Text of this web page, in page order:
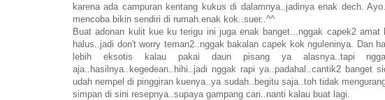
karena ada campuran kentang kukus di dalamnya..jadinya enak dech.
mencoba bikin sendiri di rumah.enak kok..suer..^^
Buat adonan kulit kue ku terigu ini juga enak banget...nggak capek2
halus..jadi don't worry teman2..nggak bakalan capek kok nguleninya. Dan
lebih eksotis kalau pakai daun pisang ya alasnya..tapi
aja..hasilnya..kegedean..hihi..jadi nggak rapi ya..padahal..cantik2
udah nempel di pinggiran kuenya..ya sudah..begitu saja..toh tidak
simpan di sini resepnya..supaya gampang cari..nanti kalau buat lagi.